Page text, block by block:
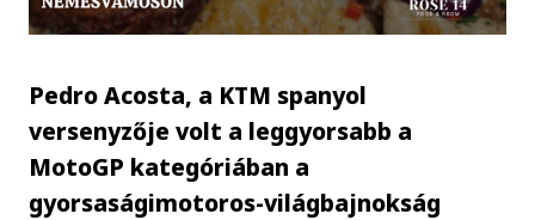
Pedro Acosta, a KTM spanyol
versenyzője volt a leggyorsabb a
MotoGP kategóriában a
gyorsaságimotoros-világbajnokság